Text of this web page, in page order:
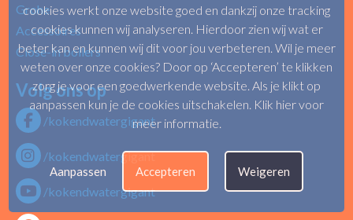
Grohe
Accessoires
Close-in boilers
Volg ons op
/kokendwatergigant
/kokendwatergigant
/kokendwatergigant
cookies werkt onze website goed en dankzij onze tracking
cookies kunnen wij analyseren. Hierdoor zien wij wat er
beter kan en kunnen wij dit voor jou verbeteren. Wil je meer
weten over onze cookies? Door op ‘Accepteren’ te klikken
zorg je voor een goedwerkende website. Als je klikt op
aanpassen kun je de cookies uitschakelen. Klik hier voor
meer informatie.
Aanpassen Accepteren Weigeren